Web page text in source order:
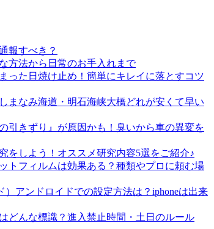
報すべき？
方法から日常のお手入れまで
った日焼け止め！簡単にキレイに落とすコツ
まなみ海道・明石海峡大橋どれが安くて早い
引きずり』が原因かも！臭いから車の異変を
をしよう！オススメ研究内容5選をご紹介♪
トフィルムは効果ある？種類やプロに頼む場
アンドロイドでの設定方法は？iphoneは出来
どんな標識？進入禁止時間・土日のルール